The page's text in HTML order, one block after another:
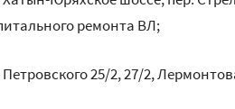
ремонта ВЛ;
Петровского 25/2, 27/2,